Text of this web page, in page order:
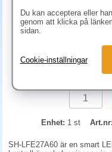
Enhet: 1 st Art.nr:
SH-LFE27A60 är en smart
Du kan acceptera eller
genom att klicka på
sidan.
Cookie-inställningar